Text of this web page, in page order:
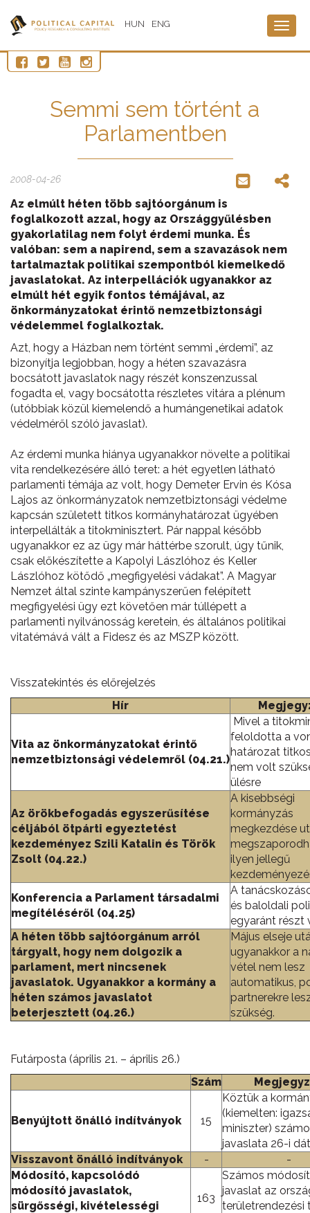
HUN ENG
Semmi sem történt a
Parlamentben
2008-04-26
Az elmúlt héten több sajtóorgánum is
foglalkozott azzal, hogy az Országgyűlésben
gyakorlatilag nem folyt érdemi munka. És
valóban: sem a napirend, sem a szavazások nem
tartalmaztak politikai szempontból kiemelkedő
javaslatokat. Az interpellációk ugyanakkor az
elmúlt hét egyik fontos témájával, az
önkormányzatokat érintő nemzetbiztonsági
védelemmel foglalkoztak.
Azt, hogy a Házban nem történt semmi „érdemi”, az
bizonyítja legjobban, hogy a héten szavazásra
bocsátott javaslatok nagy részét konszenzussal
fogadta el, vagy bocsátotta részletes vitára a plénum
(utóbbiak közül kiemelendő a humángenetikai adatok
védelméről szóló javaslat).
Az érdemi munka hiánya ugyanakkor növelte a politikai
vita rendelkezésére álló teret: a hét egyetlen látható
parlamenti témája az volt, hogy Demeter Ervin és Kósa
Lajos az önkormányzatok nemzetbiztonsági védelme
kapcsán született titkos kormányhatározat ügyében
interpellálták a titokminisztert. Pár nappal később
ugyanakkor ez az ügy már háttérbe szorult, úgy tűnik,
csak előkészítette a Kapolyi Lászlóhoz és Keller
Lászlóhoz kötődő „megfigyelési vádakat”. A Magyar
Nemzet által szinte kampányszerűen felépített
megfigyelési ügy ezt követően már túllépett a
parlamenti nyilvánosság keretein, és általános politikai
vitatémává vált a Fidesz és az MSZP között.
Visszatekintés és előrejelzés
Hír
Vita az önkormányzatokat érintő
nemzetbiztonsági védelemről (04.21.)
Mivel a
feloldotta a
határozat
nem volt
ülésre
Az örökbefogadás egyszerűsítése
céljából ötpárti egyeztetést
kezdeményez Szili Katalin és Török
Zsolt (04.22.)
A kisebbségi
kormányzás
megkezdése
ilyen jellegű
Konferencia a Parlament társadalmi
megítéléséről (04.25)
A
és baloldali
egyaránt részt
A héten több sajtóorgánum arról
tárgyalt, hogy nem dolgozik a
parlament, mert nincsenek
javaslatok. Ugyanakkor a kormány a
héten számos javaslatot
beterjesztett (04.26.)
Május elseje
ugyanakkor a
vétel nem lesz
automatikus,
partnerekre
szükség.
Futárposta (április 21. – április 26.)
Szám
Benyújtott önálló indítványok 15
Köztük a
(kiemelten:
miniszter)
javaslata 26-i
Visszavont önálló indítványok
-
-
Módosító, kapcsolódó
módosító javaslatok,
sürgősségi, kivételességi
163
Számos
javaslat az
területrendezési